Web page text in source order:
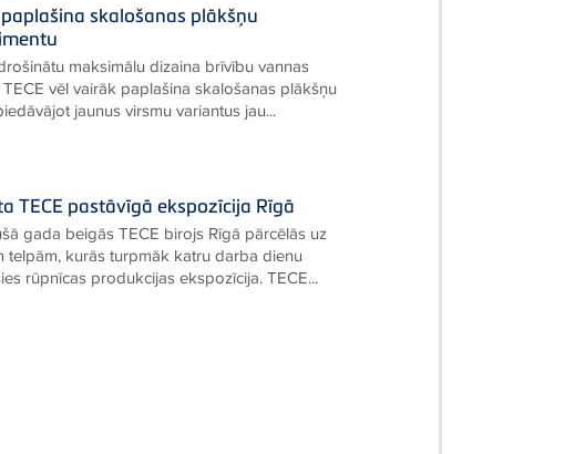
paplašina skalošanas plākšņu
maksimālu dizaina brīvību vannas
TECE vēl vairāk paplašina skalošanas plākšņu
jaunus virsmu variantus jau...
TECE pastāvīgā ekspozīcija Rīgā
gada beigās TECE birojs Rīgā pārcēlās uz
telpām, kurās turpmāk katru darba dienu
rūpnīcas produkcijas ekspozīcija. TECE...